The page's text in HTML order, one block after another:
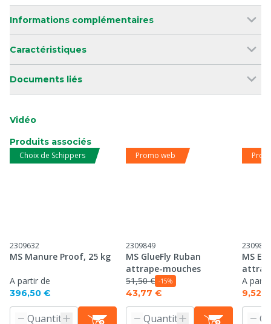
Informations complémentaires
Caractéristiques
Documents liés
Vidéo
Produits associés
Choix de Schippers
2309632
MS Manure Proof, 25 kg
A partir de
396,50 €
Promo web
2309849
MS GlueFly Ruban
attrape-mouches
51,50 € -15%
43,77 €
2309898
MS
A
9,52 €